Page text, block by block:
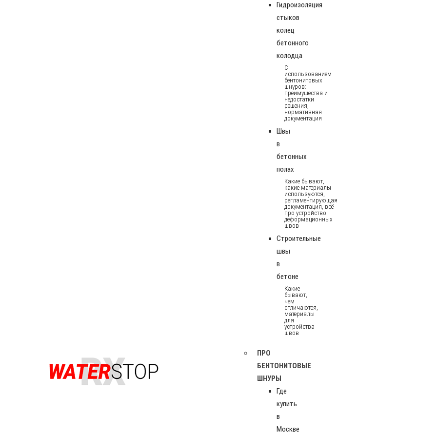
Гидроизоляция
стыков
колец
бетонного
колодца
С
использованием
бентонитовых
шнуров:
преимущества и
недостатки
решения,
нормативная
документация
Швы
в
бетонных
полах
Какие бывают,
какие материалы
используются,
регламентирующая
документация, всё
про устройство
деформационных
швов
Строительные
швы
в
бетоне
Какие
бывают,
чем
отличаются,
материалы
для
устройства
швов
ПРО
БЕНТОНИТОВЫЕ
ШНУРЫ
Где
купить
в
Москве